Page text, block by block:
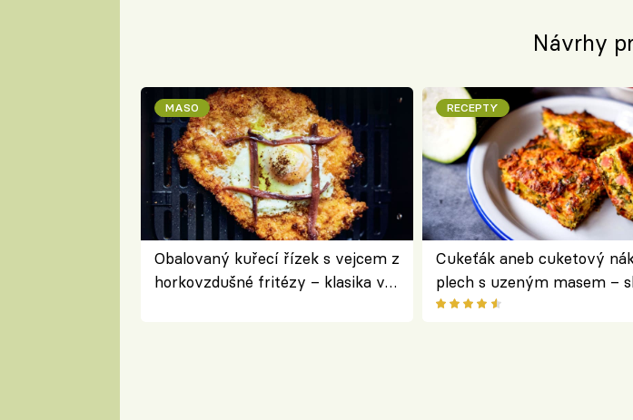
Návrhy
MASO
Obalovaný kuřecí řízek s vejcem z
horkovzdušné fritézy – klasika v
RECEPTY
Cukeťák aneb cuketový
plech s uzeným masem –
způsob, jak zpracovat